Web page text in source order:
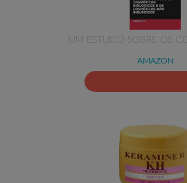
UM ESTUDO SOBRE OS
AMAZON